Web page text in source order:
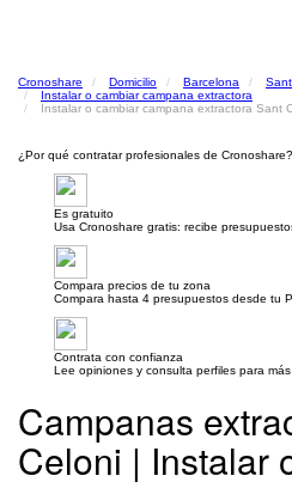
Cronoshare Domicilio Barcelona
Instalar o cambiar campana extractora
Instalar o cambiar campana extractora Sant
¿Por qué contratar profesionales de Cronoshare?
Es gratuito
Usa Cronoshare gratis: recibe
Compara precios de tu zona
Compara hasta 4 presupuestos desde tu
Contrata con confianza
Lee opiniones y consulta perfiles para más
Campanas
Celoni | Instalar